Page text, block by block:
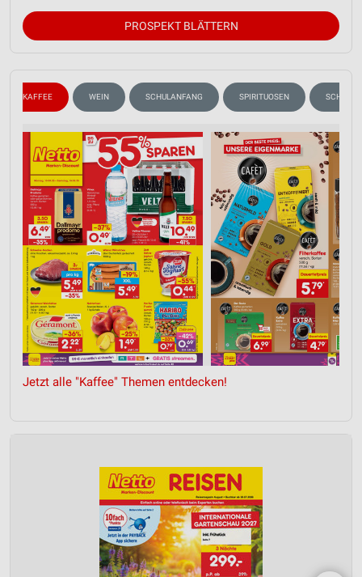
PROSPEKT BLÄTTERN
KAFFEE WEIN SCHULANFANG SPIRITUOSEN SCHULE
Jetzt alle "Kaffee" Themen entdecken!